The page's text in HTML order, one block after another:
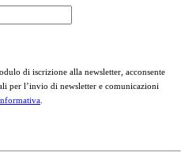
di iscrizione alla newsletter, acconsente
per l’invio di newsletter e comunicazioni